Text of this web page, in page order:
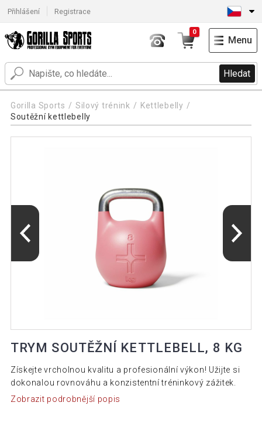
Přihlášení Registrace
Hledat
0
Menu
Gorilla Sports Silový trénink
Kettlebelly
Soutěžní kettlebelly
TRYM SOUTĚŽNÍ KETTLEBELL, 8 KG
Získejte vrcholnou kvalitu a profesionální výkon! Užijte si
dokonalou rovnováhu a konzistentní tréninkový zážitek.
Zobrazit podrobnější popis